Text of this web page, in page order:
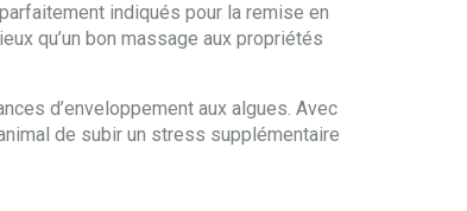
indiqués pour la remise en
qu’un bon massage aux propriétés
d’enveloppement aux algues. Avec
de subir un stress supplémentaire